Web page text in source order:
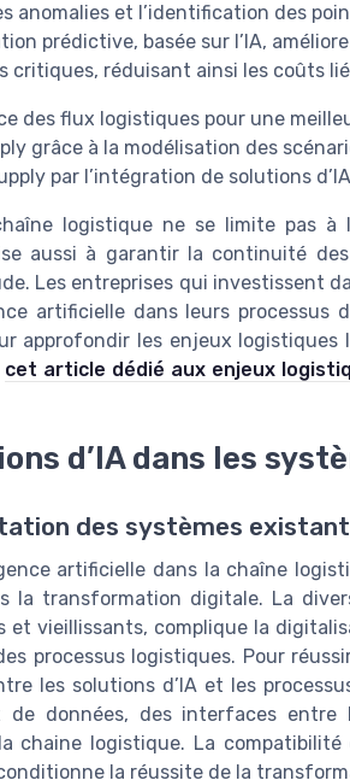
anomalies et l’identification des
prédictive, basée sur l’IA,
critiques, réduisant ainsi les coûts
des flux logistiques pour une
grâce à la modélisation des
par l’intégration de solutions
logistique ne se limite pas à
aussi à garantir la continuité
Les entreprises qui investissent
artificielle dans leurs processus
approfondir les enjeux logistiques
cet article dédié aux enjeux
d’IA dans les
des systèmes
artificielle dans la chaîne
la transformation digitale. La
et vieillissants, complique la
processus logistiques. Pour
les solutions d’IA et les
données, des interfaces entre
chaine logistique. La
la réussite de la